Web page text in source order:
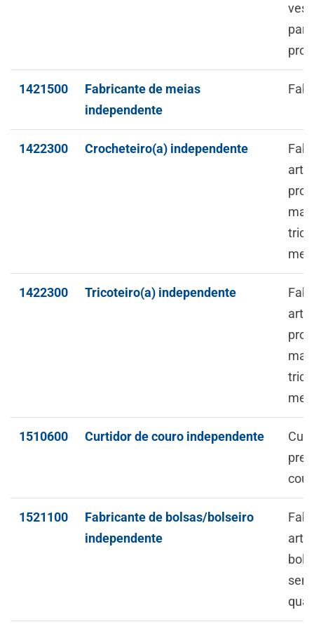
1421500
Fabricante de meias
independente
1422300 Crocheteiro(a) independente
1422300 Tricoteiro(a) independente
1510600 Curtidor de couro independente
1521100
Fabricante de bolsas/bolseiro
independente